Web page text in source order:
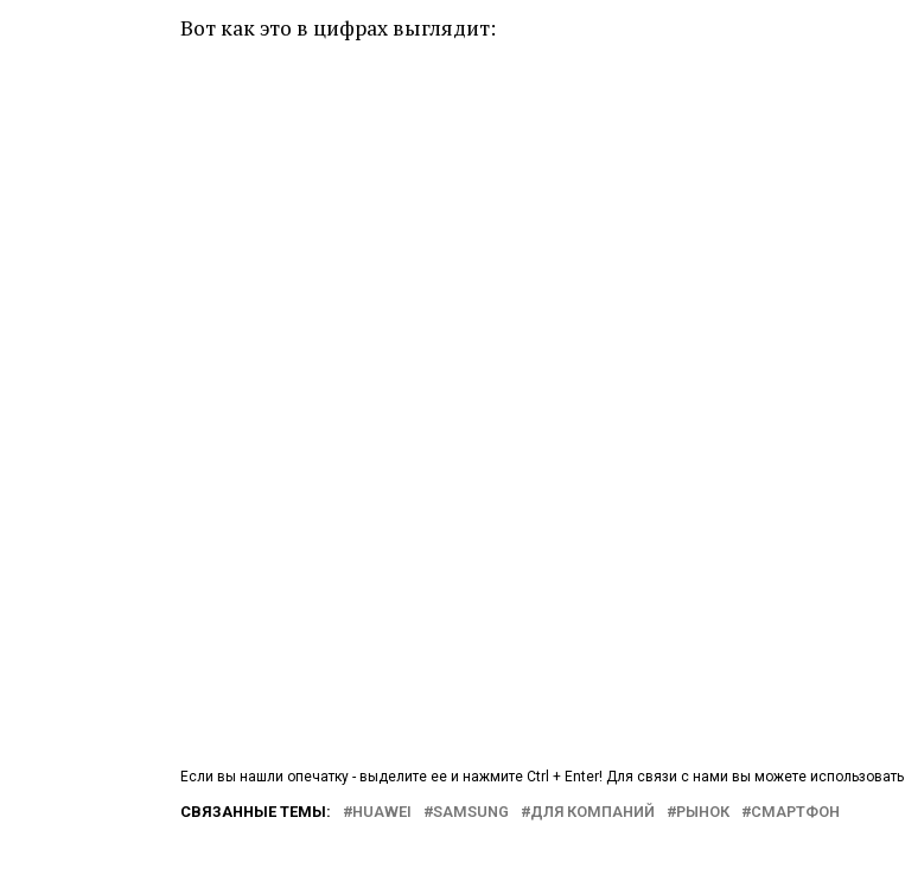
Вот как это в цифрах выглядит:
Если вы нашли опечатку - выделите ее и нажмите Ctrl + Enter! Для связи с нами вы можете использовать
СВЯЗАННЫЕ ТЕМЫ: HUAWEI SAMSUNG ДЛЯ КОМПАНИЙ РЫНОК СМАРТФОН